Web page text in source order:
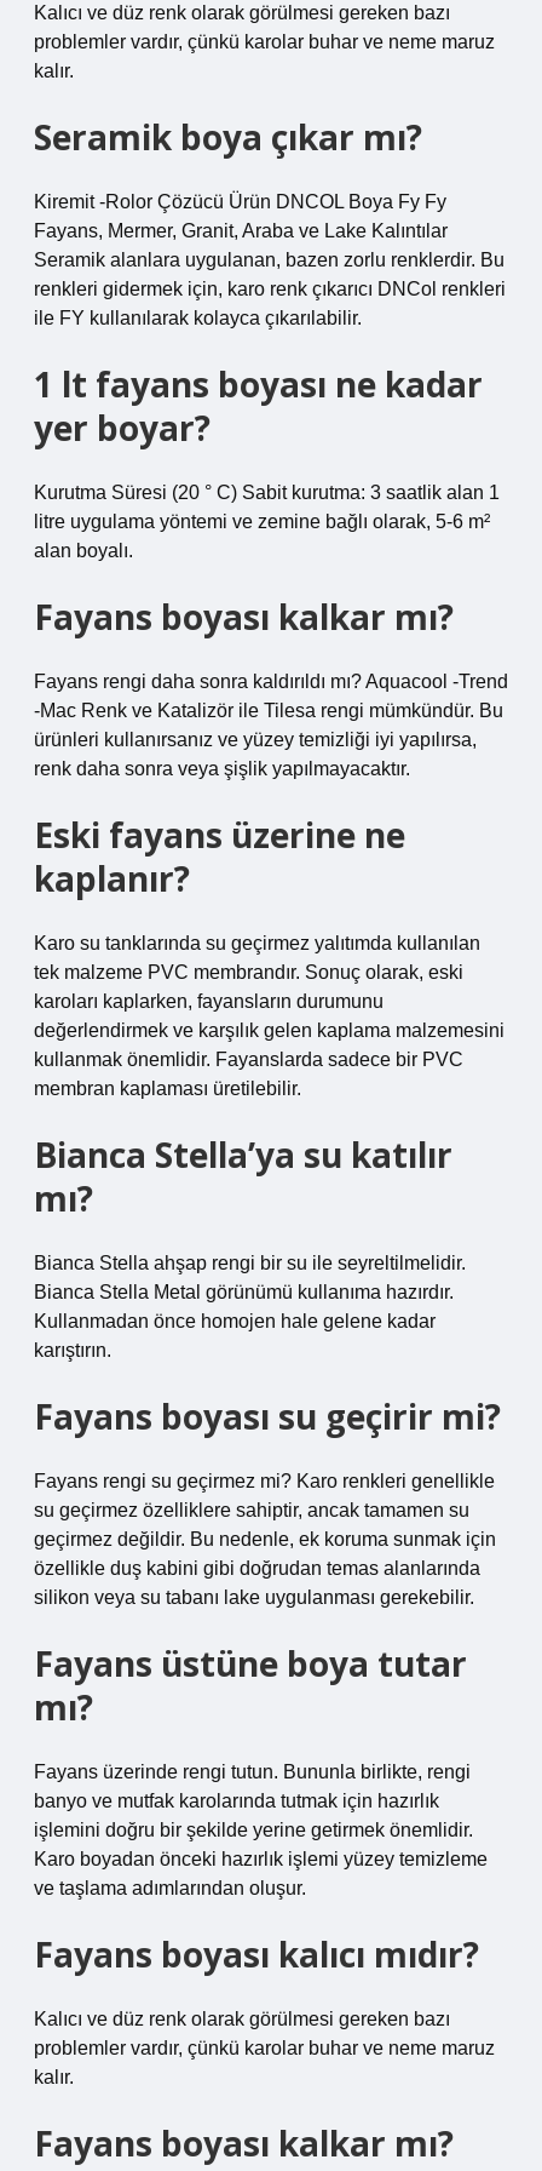
Kalıcı ve düz renk olarak görülmesi gereken bazı
problemler vardır, çünkü karolar buhar ve neme maruz
kalır.
Seramik boya çıkar mı?
Kiremit -Rolor Çözücü Ürün DNCOL Boya Fy Fy
Fayans, Mermer, Granit, Araba ve Lake Kalıntılar
Seramik alanlara uygulanan, bazen zorlu renklerdir. Bu
renkleri gidermek için, karo renk çıkarıcı DNCol renkleri
ile FY kullanılarak kolayca çıkarılabilir.
1 lt fayans boyası ne kadar
yer boyar?
Kurutma Süresi (20 ° C) Sabit kurutma: 3 saatlik alan 1
litre uygulama yöntemi ve zemine bağlı olarak, 5-6 m²
alan boyalı.
Fayans boyası kalkar mı?
Fayans rengi daha sonra kaldırıldı mı? Aquacool -Trend
-Mac Renk ve Katalizör ile Tilesa rengi mümkündür. Bu
ürünleri kullanırsanız ve yüzey temizliği iyi yapılırsa,
renk daha sonra veya şişlik yapılmayacaktır.
Eski fayans üzerine ne
kaplanır?
Karo su tanklarında su geçirmez yalıtımda kullanılan
tek malzeme PVC membrandır. Sonuç olarak, eski
karoları kaplarken, fayansların durumunu
değerlendirmek ve karşılık gelen kaplama malzemesini
kullanmak önemlidir. Fayanslarda sadece bir PVC
membran kaplaması üretilebilir.
Bianca Stella’ya su katılır
mı?
Bianca Stella ahşap rengi bir su ile seyreltilmelidir.
Bianca Stella Metal görünümü kullanıma hazırdır.
Kullanmadan önce homojen hale gelene kadar
karıştırın.
Fayans boyası su geçirir mi?
Fayans rengi su geçirmez mi? Karo renkleri genellikle
su geçirmez özelliklere sahiptir, ancak tamamen su
geçirmez değildir. Bu nedenle, ek koruma sunmak için
özellikle duş kabini gibi doğrudan temas alanlarında
silikon veya su tabanı lake uygulanması gerekebilir.
Fayans üstüne boya tutar
mı?
Fayans üzerinde rengi tutun. Bununla birlikte, rengi
banyo ve mutfak karolarında tutmak için hazırlık
işlemini doğru bir şekilde yerine getirmek önemlidir.
Karo boyadan önceki hazırlık işlemi yüzey temizleme
ve taşlama adımlarından oluşur.
Fayans boyası kalıcı mıdır?
Kalıcı ve düz renk olarak görülmesi gereken bazı
problemler vardır, çünkü karolar buhar ve neme maruz
kalır.
Fayans boyası kalkar mı?